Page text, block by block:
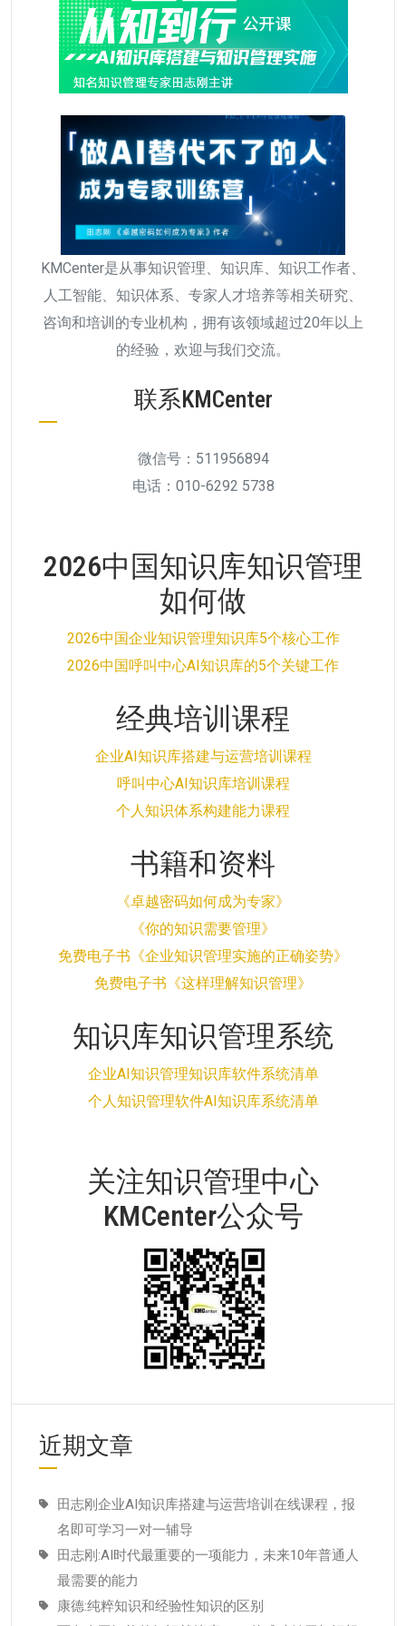
KMCenter是从事知识管理、知识库、知识工作者、
人工智能、知识体系、专家人才培养等相关研究、
咨询和培训的专业机构，拥有该领域超过20年以上
的经验，欢迎与我们交流。
联系KMCenter
微信号：511956894
电话：010-6292 5738
2026中国知识库知识管理
如何做
2026中国企业知识管理知识库5个核心工作
2026中国呼叫中心AI知识库的5个关键工作
经典培训课程
企业AI知识库搭建与运营培训课程
呼叫中心AI知识库培训课程
个人知识体系构建能力课程
书籍和资料
《卓越密码如何成为专家》
《你的知识需要管理》
免费电子书《企业知识管理实施的正确姿势》
免费电子书《这样理解知识管理》
知识库知识管理系统
企业AI知识管理知识库软件系统清单
个人知识管理软件AI知识库系统清单
关注知识管理中心
KMCenter公众号
近期文章
田志刚企业AI知识库搭建与运营培训在线课程，报
名即可学习一对一辅导
田志刚:AI时代最重要的一项能力，未来10年普通人
最需要的能力
康德:纯粹知识和经验性知识的区别